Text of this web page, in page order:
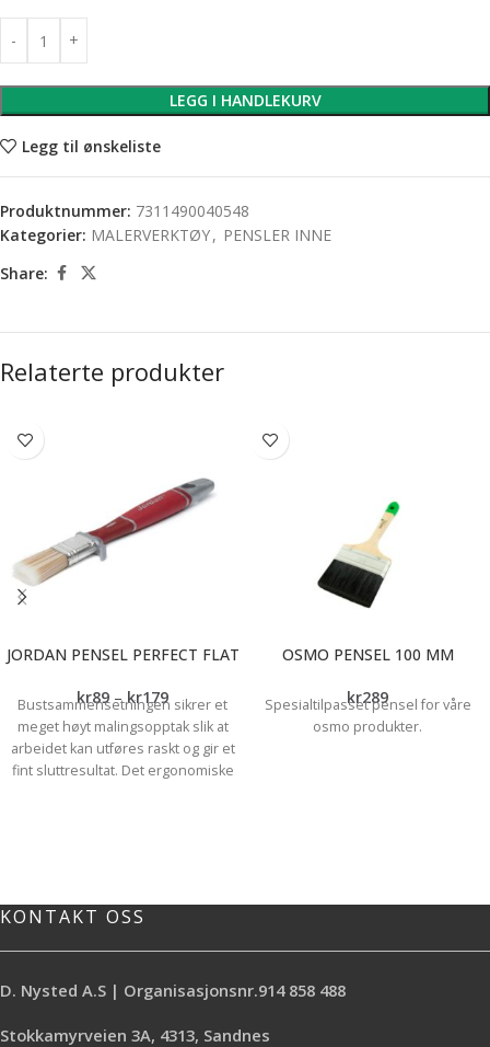
LEGG I HANDLEKURV
Legg til ønskeliste
Produktnummer: 7311490040548
Kategorier: MALERVERKTØY, PENSLER INNE
Share:
Relaterte produkter
JORDAN PENSEL PERFECT FLAT
kr89 – kr179
Bustsammensetningen sikrer et
meget høyt malingsopptak slik at
arbeidet kan utføres raskt og gir et
fint sluttresultat. Det ergonomiske
Detaljer, Dør, Vegg, Vindu, Lister og
Karmer
OSMO PENSEL 100 MM
kr289
Spesialtilpasset pensel for våre
osmo produkter.
KONTAKT OSS
D. Nysted A.S | Organisasjonsnr.914 858 488
Stokkamyrveien 3A, 4313, Sandnes